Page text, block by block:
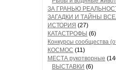
ЗА ГРАНЬЮ
ЗАГАДКИ И ТАЙНЫ
ИСТОРИЯ (27)
КАТАСТРОФЫ (6)
Конкурсы сообщества
КОСМОС (11)
МЕСТА рукотворные
ВЫСТАВКИ (6)